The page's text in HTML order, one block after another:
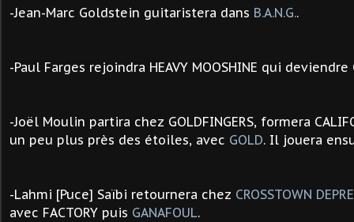
-Jean-Marc Goldstein guitaristera dans B.A.N.G..
-Paul Farges rejoindra HEAVY MOOSHINE qui deviendre
-Joël Moulin partira chez GOLDFINGERS, formera
un peu plus près des étoiles, avec GOLD. Il jouera
-Lahmi [Puce] Saïbi retournera chez CROSSTOWN
avec FACTORY puis GANAFOUL.